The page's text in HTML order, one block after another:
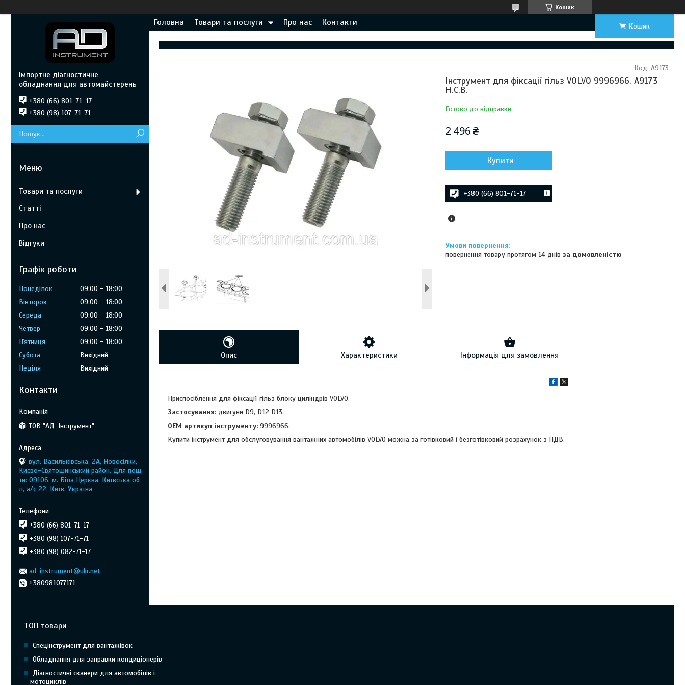
Кошик
Головна Товари та послуги Про нас Контакти Кошик
Інструмент для фіксації гільз VOLVO 9996966. A9173
H.C.B.
Готово до відправки
Код: A9173
2 496 ₴
Купити
+380 (66) 801-71-17
повернення товару протягом 14 днівза домовленістю
Опис Характеристики Інформація для замовлення
Приспосіблення для фіксації гільз блоку циліндрів VOLVO.
Застосування: двигуни D9, D12 D13.
OEM артикул інструменту: 9996966.
Купити інструмент для обслуговування вантажних автомобілів VOLVO можна за готівковий і безготівковий розрахунок з ПДВ.
Імпортне діагностичне
обладнання для автомайстерень
+380 (66) 801-71-17
+380 (98) 107-71-71
Товари та послуги
Статті
Про нас
Відгуки
Графік роботи
Понеділок 09:00
18:00
Вівторок
09:00
18:00
Середа
09:00
18:00
Четвер
09:00
18:00
Пʼятниця
09:00
18:00
Субота
Вихідний
Неділя
Вихідний
Контакти
ТОВ "АД-Інструмент"
вул. Васильківська, 2А, Новосілки,
Києво-Святошинський район. Для пош
ти: 09106, м. Біла Церква, Київська об
л, а/с 22, Київ, Україна
+380 (66) 801-71-17
+380 (98) 107-71-71
+380 (98) 082-71-17
ad-instrument@ukr.net
+380981077171
ТОП товари
Спецінструмент для вантажівок
Обладнання для заправки кондиціонерів
Діагностичні сканери для автомобілів і
мотоциклів